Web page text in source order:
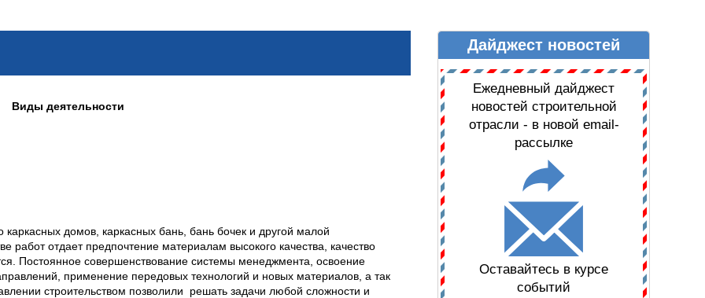
ДАЙДЖЕСТ НОВОСТЕЙ
Виды деятельности
домов, каркасных бань, бань бочек и другой малой
работ отдает предпочтение материалам высокого качества, качество
Постоянное совершенствование системы менеджмента, освоение
применение передовых технологий и новых материалов, а так
строительством позволили решать задачи любой сложности и
Дайджест новостей
Ежедневный дайджест
новостей строительной
отрасли - в новой email-
рассылке
Оставайтесь в курсе
событий